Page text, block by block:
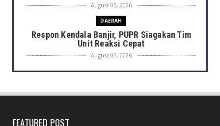
August 05, 2026
DAERAH
Respon Kendala Banjir, PUPR Siagakan Tim
Unit Reaksi Cepat
August 05, 2026
DAERAH
Pelajar SMP/MTs 2026, 10...
FEATURED POST